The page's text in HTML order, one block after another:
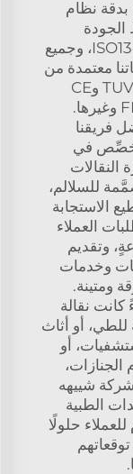
بدقة نظام
ISO13485، وجميع
معتمدة من
قِبل TUV وCE
وFDA وغيرها.
فريقنا
في
النقالات
للسلالم،
الاستجابة
العملاء
وتقديم
وخدمات
ومتينة.
كانت نقالة
للطي، أو أثاث
أو
الجنازات،
شييهه
الطبية
حلولًا